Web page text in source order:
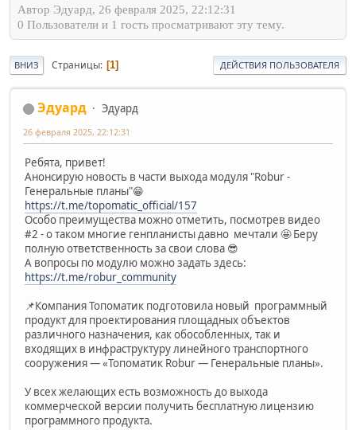
Автор Эдуард, 26 февраля 2025, 22:12:31
0 Пользователи и 1 гость просматривают эту тему.
ВНИЗ Страницы 1 ДЕЙСТВИЯ ПОЛЬЗОВАТЕЛЯ
Эдуард Эдуард
26 февраля 2025, 22:12:31
Ребята, привет!
Анонсирую новость в части выхода модуля "Robur -
Генеральные планы"😁
https://t.me/topomatic_official/157
Особо преимущества можно отметить, посмотрев видео
#2 - о таком многие генпланисты давно мечтали 🤩 Беру
полную ответственность за свои слова 😎
А вопросы по модулю можно задать здесь:
https://t.me/robur_community
📌Компания Топоматик подготовила новый программный
продукт для проектирования площадных объектов
различного назначения, как обособленных, так и
входящих в инфраструктуру линейного транспортного
сооружения — «Топоматик Robur — Генеральные планы».
У всех желающих есть возможность до выхода
коммерческой версии получить бесплатную лицензию
программного продукта.